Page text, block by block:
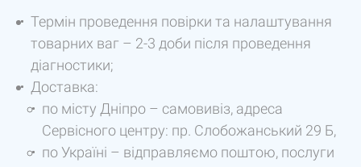
Термін проведення повірки та налаштування
товарних ваг – 2-3 доби після проведення
діагностики;
Доставка:
по місту Дніпро – самовивіз, адреса
Сервісного центру: пр. Слобожанський 29 Б,
по Україні – відправляємо поштою, послуги